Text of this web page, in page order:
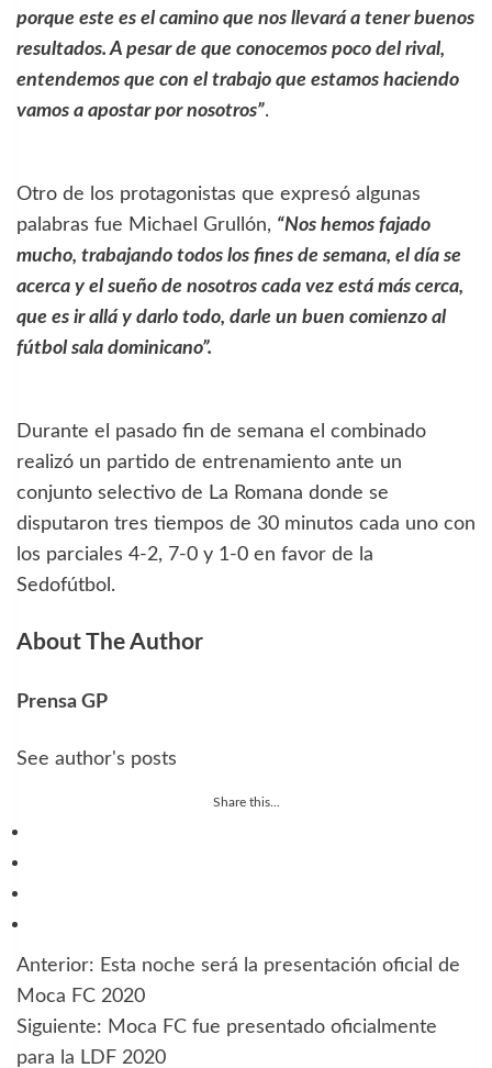
porque este es el camino que nos llevará a tener buenos
resultados. A pesar de que conocemos poco del rival,
entendemos que con el trabajo que estamos haciendo
vamos a apostar por nosotros”.
Otro de los protagonistas que expresó algunas
palabras fue Michael Grullón, “Nos hemos fajado
mucho, trabajando todos los fines de semana, el día se
acerca y el sueño de nosotros cada vez está más cerca,
que es ir allá y darlo todo, darle un buen comienzo al
fútbol sala dominicano”.
Durante el pasado fin de semana el combinado
realizó un partido de entrenamiento ante un
conjunto selectivo de La Romana donde se
disputaron tres tiempos de 30 minutos cada uno con
los parciales 4-2, 7-0 y 1-0 en favor de la
Sedofútbol.
About The Author
Prensa GP
See author's posts
Share this...
Navegación
de
Anterior: Esta noche será la presentación oficial de
Moca FC 2020
Siguiente: Moca FC fue presentado oficialmente
para la LDF 2020